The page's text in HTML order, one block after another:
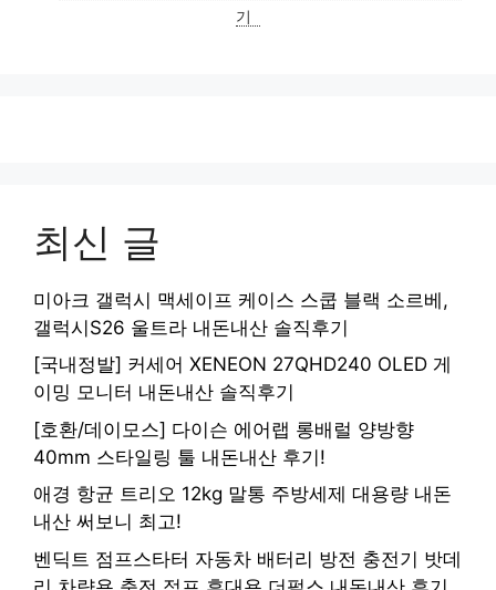
기
최신 글
미아크 갤럭시 맥세이프 케이스 스쿱 블랙 소르베,
갤럭시S26 울트라 내돈내산 솔직후기
[국내정발] 커세어 XENEON 27QHD240 OLED 게
이밍 모니터 내돈내산 솔직후기
[호환/데이모스] 다이슨 에어랩 롱배럴 양방향
40mm 스타일링 툴 내돈내산 후기!
애경 항균 트리오 12kg 말통 주방세제 대용량 내돈
내산 써보니 최고!
벤딕트 점프스타터 자동차 배터리 방전 충전기 밧데